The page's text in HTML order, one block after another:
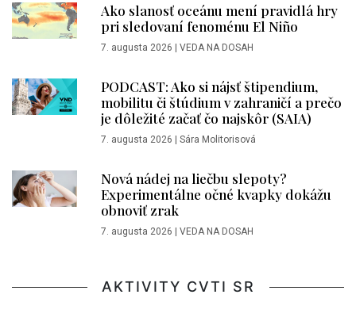
Ako slanosť oceánu mení pravidlá hry
pri sledovaní fenoménu El Niño
7. augusta 2026 | VEDA NA DOSAH
PODCAST: Ako si nájsť štipendium,
mobilitu či štúdium v zahraničí a prečo
je dôležité začať čo najskôr (SAIA)
7. augusta 2026 | Sára Molitorisová
Nová nádej na liečbu slepoty?
Experimentálne očné kvapky dokážu
obnoviť zrak
7. augusta 2026 | VEDA NA DOSAH
AKTIVITY CVTI SR